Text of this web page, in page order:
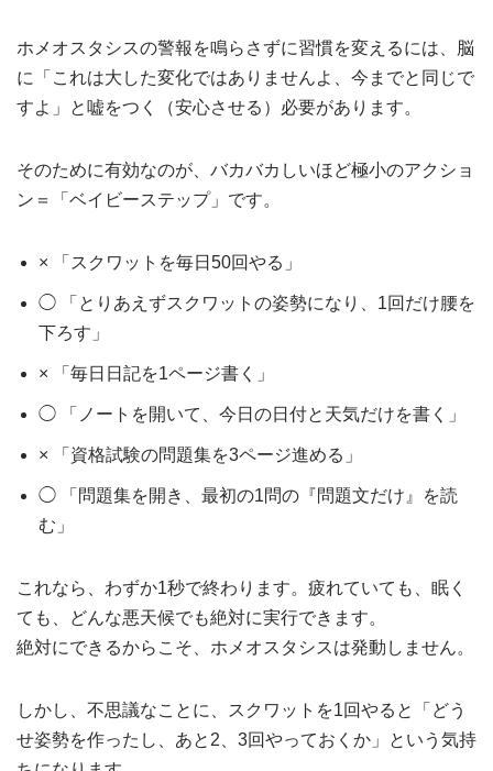
ホメオスタシスの警報を鳴らさずに習慣を変えるには、脳
に「これは大した変化ではありませんよ、今までと同じで
すよ」と嘘をつく（安心させる）必要があります。
そのために有効なのが、バカバカしいほど極小のアクショ
ン＝「ベイビーステップ」です。
× 「スクワットを毎日50回やる」
◯ 「とりあえずスクワットの姿勢になり、1回だけ腰を
下ろす」
× 「毎日日記を1ページ書く」
◯ 「ノートを開いて、今日の日付と天気だけを書く」
× 「資格試験の問題集を3ページ進める」
◯ 「問題集を開き、最初の1問の『問題文だけ』を読
む」
これなら、わずか1秒で終わります。疲れていても、眠く
ても、どんな悪天候でも絶対に実行できます。
絶対にできるからこそ、ホメオスタシスは発動しません。
しかし、不思議なことに、スクワットを1回やると「どう
せ姿勢を作ったし、あと2、3回やっておくか」という気持